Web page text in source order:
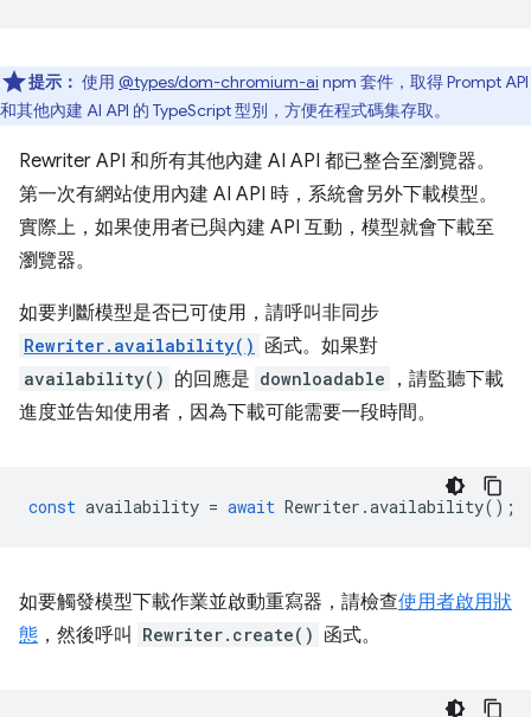
提示： 使用 @types/dom-chromium-ai npm 套件，取得 Prompt API
和其他內建 AI API 的 TypeScript 型別，方便在程式碼集存取。
Rewriter API 和所有其他內建 AI API 都已整合至瀏覽器。
第一次有網站使用內建 AI API 時，系統會另外下載模型。
實際上，如果使用者已與內建 API 互動，模型就會下載至
瀏覽器。
如要判斷模型是否已可使用，請呼叫非同步
Rewriter.availability() 函式。如果對
availability() 的回應是 downloadable
，請監聽下載
進度並告知使用者，因為下載可能需要一段時間。
const availability = await Rewriter .availability();
如要觸發模型下載作業並啟動重寫器，請檢查使用者啟用狀
態 ，然後呼叫 Rewriter.create() 函式。